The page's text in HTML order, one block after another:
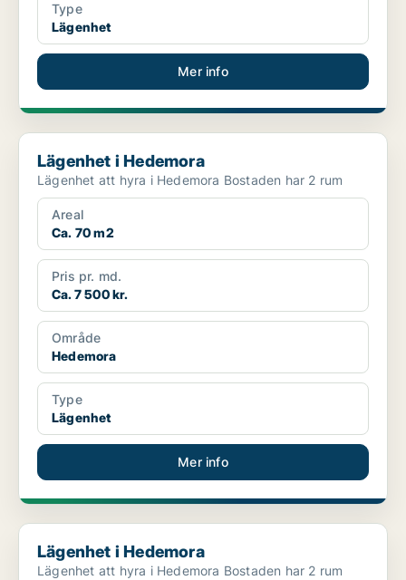
Type
Lägenhet
Mer info
Lägenhet i Hedemora
Lägenhet i Hedemora
Lägenhet att hyra i Hedemora Bostaden har 2 rum
Areal
Ca. 70 m2
Pris pr. md.
Ca. 7 500 kr.
Område
Hedemora
Type
Lägenhet
Mer info
Lägenhet i Hedemora
Lägenhet i Hedemora
Lägenhet att hyra i Hedemora Bostaden har 2 rum